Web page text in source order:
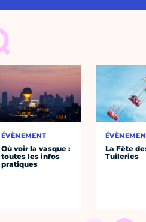
ÉVÈNEMENT
Où voir la vasque :
toutes les infos
pratiques
La Fête
Tuileries